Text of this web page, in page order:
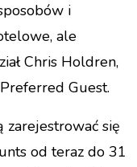
i
ale
Chris Holdren,
Guest.
zarejestrować się
od teraz do 31